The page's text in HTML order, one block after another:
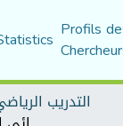
Profils
التدريب